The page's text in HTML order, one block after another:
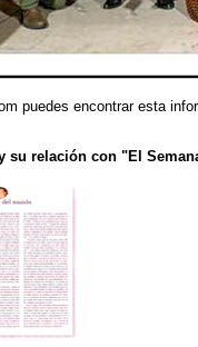
puedes encontrar esta
su relación con "El